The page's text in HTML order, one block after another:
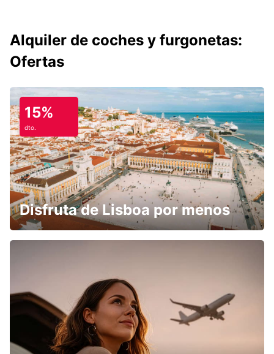
Alquiler de coches y furgonetas:
Ofertas
15%
dto.
Disfruta de Lisboa por menos